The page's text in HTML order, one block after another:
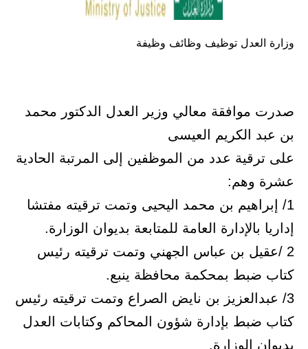
وزارة العدل توظيف وظائف وظيفة
صدرت موافقة معالي وزير العدل الدكتور محمد
بن عبد الكريم العيسى
على ترقية عدد من الموظفين إلى المرتبة الحادية
عشرة وهم:
1/ إبراهيم بن محمد اليحيى وتمت ترقيته مفتشا
إداريا بالإدارة العامة للمتابعة بديوان الوزارة.
2 /عقيل بن عباس الجهني وتمت ترقيته رئيس
كتاب ضبط بمحكمة محافظة ينبع.
3/ عبدالعزيز بن نايض الصراع وتمت ترقيته رئيس
كتاب ضبط بإدارة شؤون المحاكم وكتابات العدل
بديوان الوزارة.